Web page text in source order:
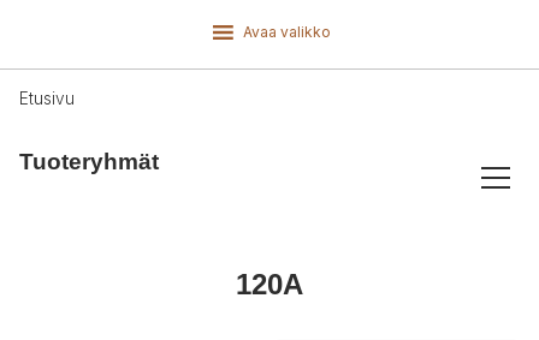
Avaa valikko
Etusivu
Tuoteryhmät
120A